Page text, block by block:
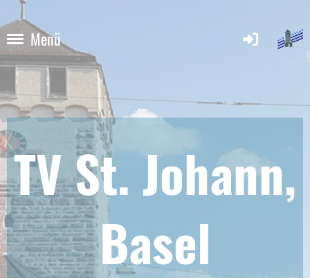
Menü
TV St. Johann,
Basel